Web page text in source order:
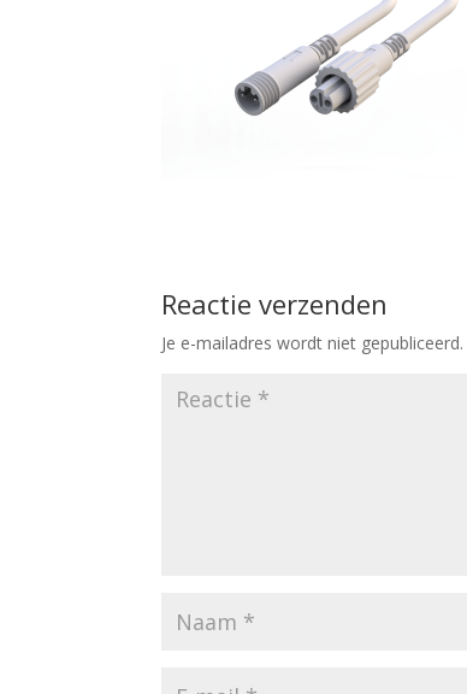
Reactie verzenden
Je e-mailadres wordt niet gepubliceerd.